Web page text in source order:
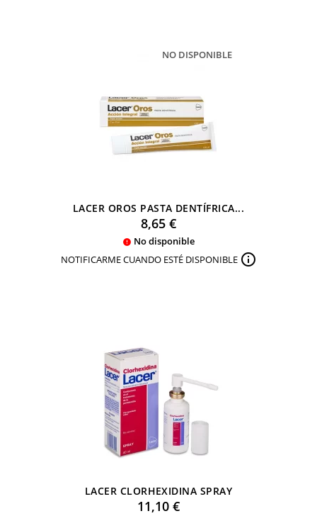
LACER OROS PASTA DENTÍFRICA...
Precio
8,65 €
 No disponible
NOTIFICARME CUANDO ESTÉ DISPONIBLE 
NO DISPONIBLE
LACER CLORHEXIDINA SPRAY
Precio
11,10 €